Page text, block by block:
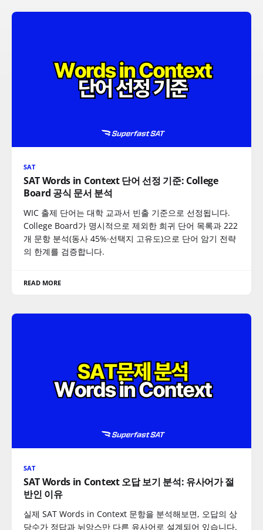
SAT
SAT Words in Context 단어 선정 기준: College
Board 공식 문서 분석
WIC 출제 단어는 대학 교과서 빈출 기준으로 선정됩니다.
College Board가 명시적으로 제외한 희귀 단어 목록과 222
개 문항 분석(동사 45%·선택지 고유도)으로 단어 암기 전략
의 한계를 검증합니다.
READ MORE
SAT
SAT Words in Context 오답 보기 분석: 유사어가 절
반인 이유
실제 SAT Words in Context 문항을 분석해보면, 오답의 상
당수가 정답과 뉘앙스만 다른 유사어로 설계되어 있습니다.